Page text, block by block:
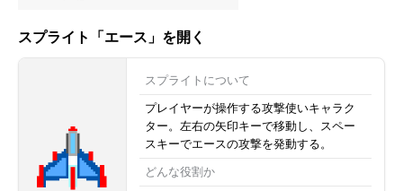
スプライト「エース」を開く
スプライトについて
プレイヤーが操作する攻撃使いキャラク
ター。左右の矢印キーで移動し、スペー
スキーでエースの攻撃を発動する。
どんな役割か